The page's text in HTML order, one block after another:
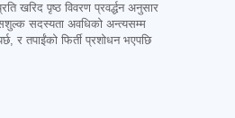
खरिद पृष्ठ विवरण प्रवर्द्धन अनुसार
सदस्यता अवधिको अन्त्यसम्म
र तपाईंको फिर्ती प्रशोधन भएपछि